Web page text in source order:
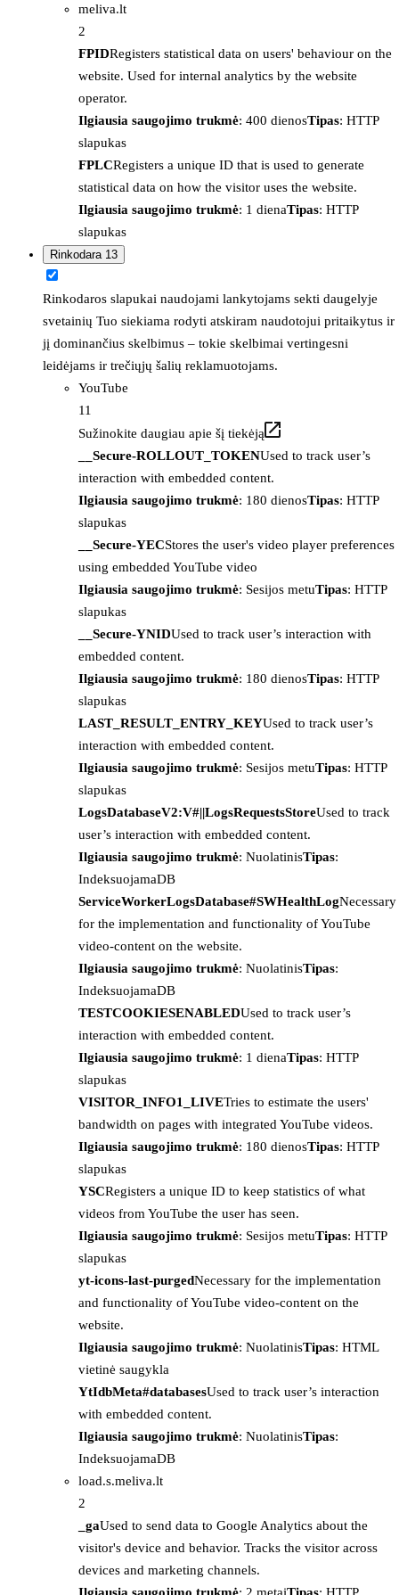
meliva.lt
2
FPIDRegisters statistical data on users' behaviour on the
website. Used for internal analytics by the website
operator.
Ilgiausia saugojimo trukmė: 400 dienosTipas: HTTP
slapukas
FPLCRegisters a unique ID that is used to generate
statistical data on how the visitor uses the website.
Ilgiausia saugojimo trukmė: 1 dienaTipas: HTTP
slapukas
Rinkodara 13
Rinkodaros slapukai naudojami lankytojams sekti daugelyje
svetainių Tuo siekiama rodyti atskiram naudotojui pritaikytus ir
jį dominančius skelbimus – tokie skelbimai vertingesni
leidėjams ir trečiųjų šalių reklamuotojams.
YouTube
11
Sužinokite daugiau apie šį tiekėją
__Secure-ROLLOUT_TOKENUsed to track user’s
interaction with embedded content.
Ilgiausia saugojimo trukmė: 180 dienosTipas: HTTP
slapukas
__Secure-YECStores the user's video player preferences
using embedded YouTube video
Ilgiausia saugojimo trukmė: Sesijos metuTipas: HTTP
slapukas
__Secure-YNIDUsed to track user’s interaction with
embedded content.
Ilgiausia saugojimo trukmė: 180 dienosTipas: HTTP
slapukas
LAST_RESULT_ENTRY_KEYUsed to track user’s
interaction with embedded content.
Ilgiausia saugojimo trukmė: Sesijos metuTipas: HTTP
slapukas
LogsDatabaseV2:V#||LogsRequestsStoreUsed to track
user’s interaction with embedded content.
Ilgiausia saugojimo trukmė: NuolatinisTipas:
IndeksuojamaDB
ServiceWorkerLogsDatabase#SWHealthLogNecessary
for the implementation and functionality of YouTube
video-content on the website.
Ilgiausia saugojimo trukmė: NuolatinisTipas:
IndeksuojamaDB
TESTCOOKIESENABLEDUsed to track user’s
interaction with embedded content.
Ilgiausia saugojimo trukmė: 1 dienaTipas: HTTP
slapukas
VISITOR_INFO1_LIVETries to estimate the users'
bandwidth on pages with integrated YouTube videos.
Ilgiausia saugojimo trukmė: 180 dienosTipas: HTTP
slapukas
YSCRegisters a unique ID to keep statistics of what
videos from YouTube the user has seen.
Ilgiausia saugojimo trukmė: Sesijos metuTipas: HTTP
slapukas
yt-icons-last-purgedNecessary for the implementation
and functionality of YouTube video-content on the
website.
Ilgiausia saugojimo trukmė: NuolatinisTipas: HTML
vietinė saugykla
YtIdbMeta#databasesUsed to track user’s interaction
with embedded content.
Ilgiausia saugojimo trukmė: NuolatinisTipas:
IndeksuojamaDB
load.s.meliva.lt
2
_gaUsed to send data to Google Analytics about the
visitor's device and behavior. Tracks the visitor across
devices and marketing channels.
Ilgiausia saugojimo trukmė: 2 metaiTipas: HTTP